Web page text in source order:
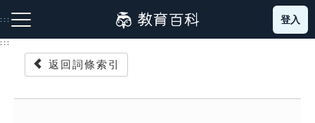
到
主
::: 登入
:::
返回詞條索引